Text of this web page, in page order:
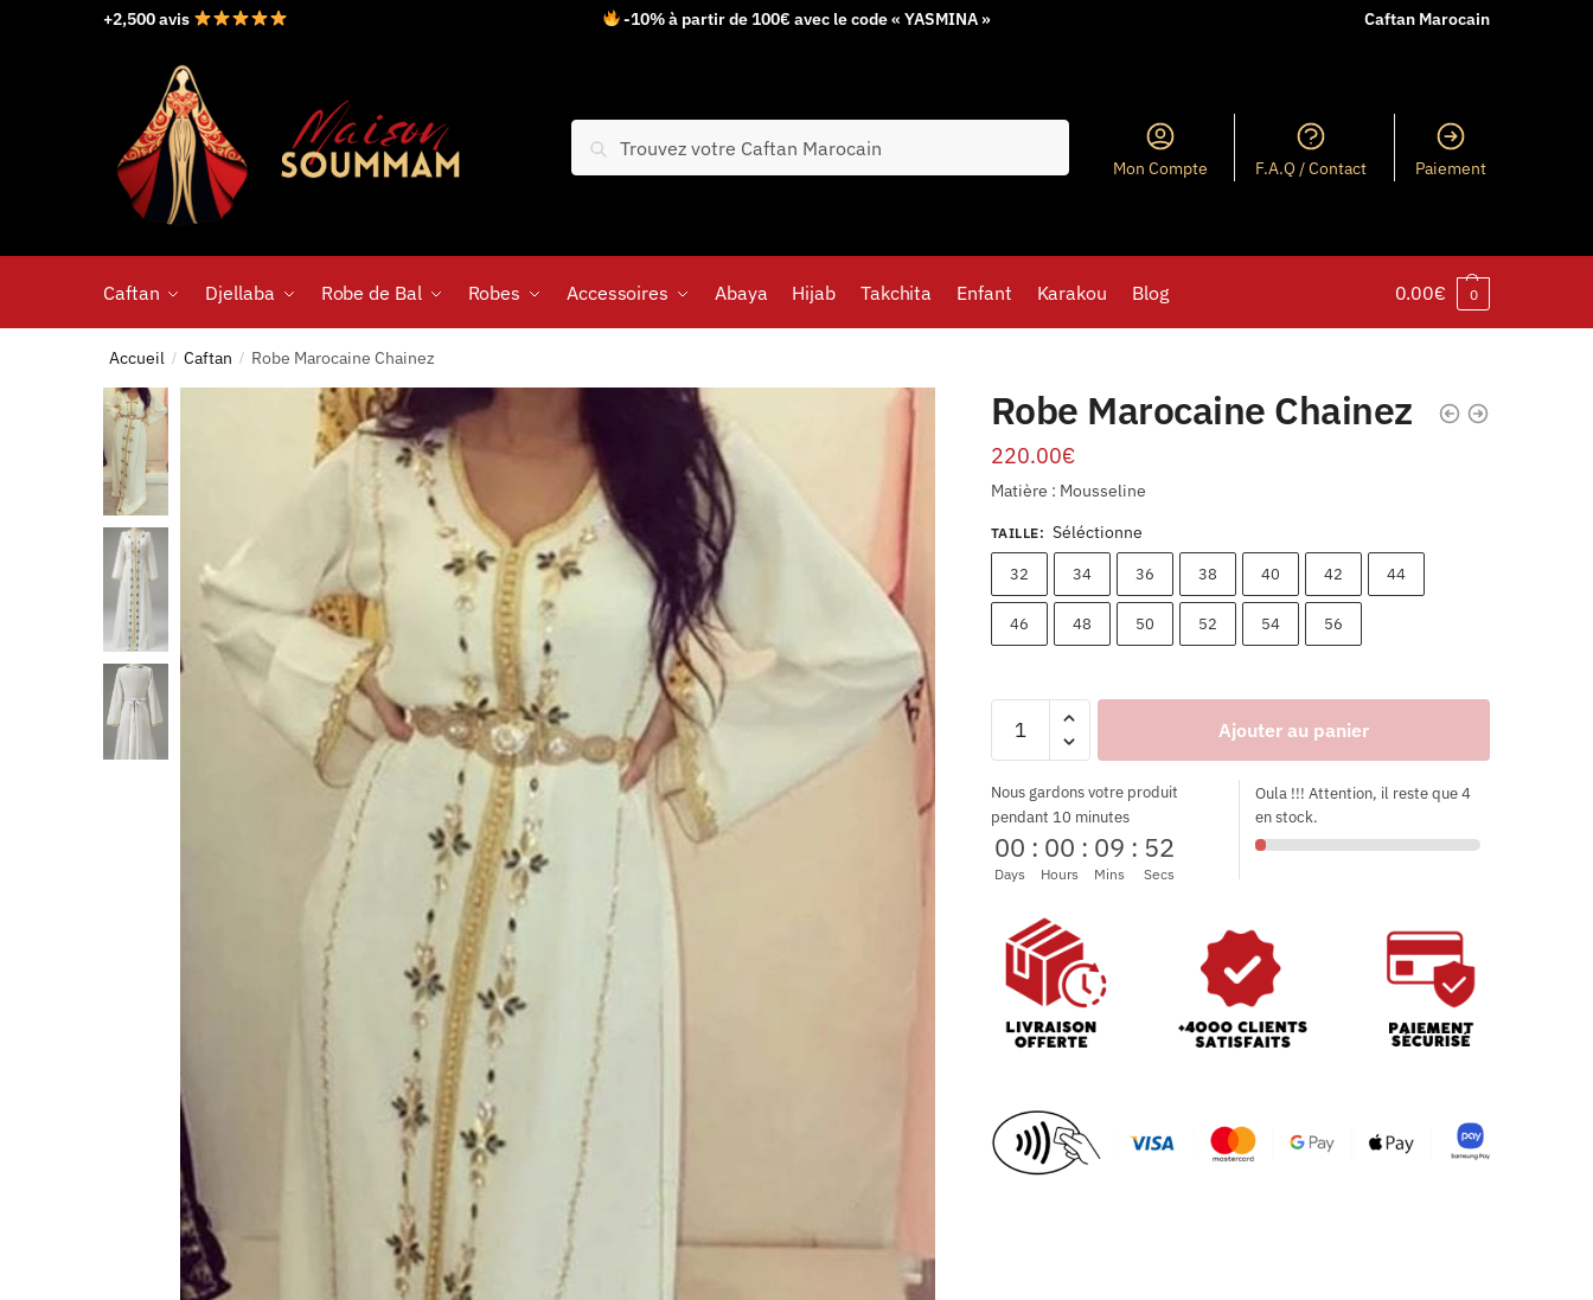
+2,500 avis -10% à partir de 100€ avec le code « YASMINA » Caftan Marocain
Recherche
Mon Compte F.A.Q / Contact Paiement
Caftan Djellaba Robe de Bal Robes Accessoires Abaya Hijab Takchita Enfant Karakou Blog 0.00€ 0
Accueil / Caftan / Robe Marocaine Chainez
Robe Marocaine Chainez
220.00€
Matière : Mousseline
TAILLE: Séléctionne
32 34 36 38 40 42 44
46 48 50 52 54 56
Ajouter au panier
Nous gardons votre produit
pendant 10 minutes
00
Days
: 00
Hours
: 09
Mins
: 51
Secs
Oula !!! Attention, il reste que 4
en stock.